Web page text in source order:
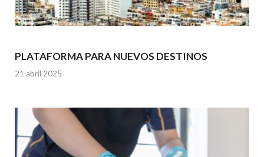
PLATAFORMA PARA NUEVOS DESTINOS
21 abril 2025